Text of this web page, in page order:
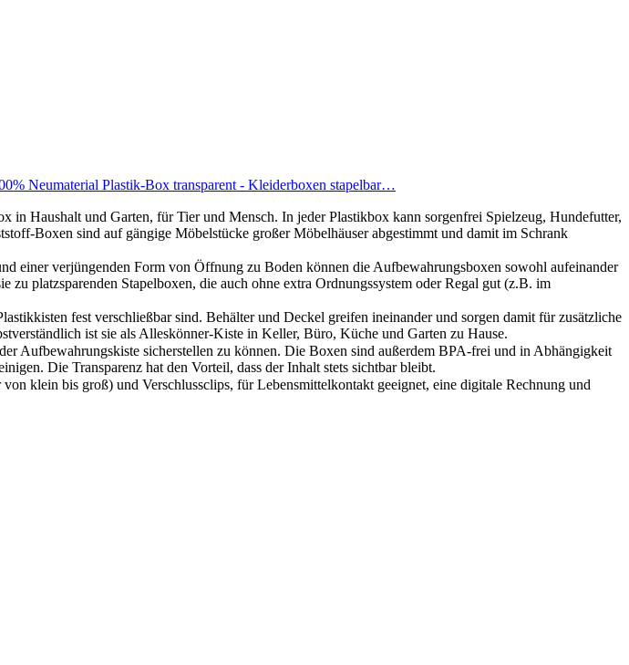
Neumaterial Plastik-Box transparent - Kleiderboxen stapelbar…
und Garten, für Tier und Mensch. In jeder Plastikbox kann sorgenfrei Spielzeug, Hundefutter,
Boxen sind auf gängige Möbelstücke großer Möbelhäuser abgestimmt und damit im Schrank
Form von Öffnung zu Boden können die Aufbewahrungsboxen sowohl aufeinander
platzsparenden Stapelboxen, die auch ohne extra Ordnungssystem oder Regal gut (z.B. im
fest verschließbar sind. Behälter und Deckel greifen ineinander und sorgen damit für zusätzliche
ist sie als Alleskönner-Kiste in Keller, Büro, Küche und Garten zu Hause.
sicherstellen zu können. Die Boxen sind außerdem BPA-frei und in Abhängigkeit
Die Transparenz hat den Vorteil, dass der Inhalt stets sichtbar bleibt.
bis groß) und Verschlussclips, für Lebensmittelkontakt geeignet, eine digitale Rechnung und